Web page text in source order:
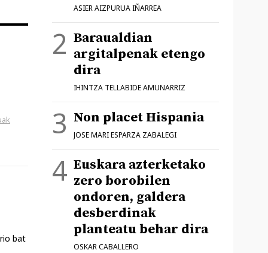
bat
ASIER AIZPURUA IÑARREA
Baraualdian
argitalpenak etengo
dira
IHINTZA TELLABIDE AMUNARRIZ
Non placet Hispania
JOSE MARI ESPARZA ZABALEGI
Euskara azterketako
zero borobilen
ondoren, galdera
desberdinak
planteatu behar dira
OSKAR CABALLERO